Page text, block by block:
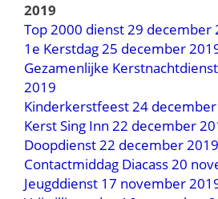
2019
Top 2000 dienst 29 december
1e Kerstdag 25 december
Gezamenlijke
2019
Kinderkerstfeest 24
Kerst Sing Inn 22 december
Doopdienst 22 december 2019
Contactmiddag Diacass 20
Jeugddienst 17 november